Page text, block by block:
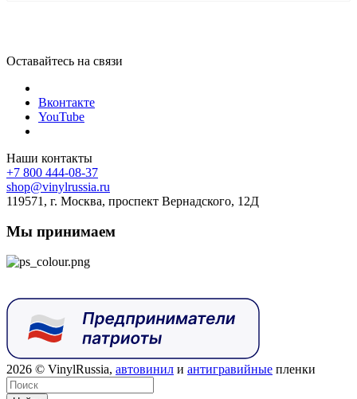
Оставайтесь на связи
Вконтакте
YouTube
Наши контакты
+7 800 444-08-37
shop@vinylrussia.ru
119571, г. Москва, проспект Вернадского, 12Д
Мы принимаем
2026 © VinylRussia, автовинил и антигравийные пленки